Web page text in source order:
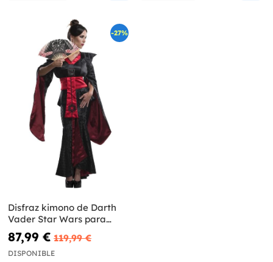
-27%
Disfraz kimono de Darth
Vader Star Wars para
mujer
87,99 € 119,99 €
DISPONIBLE